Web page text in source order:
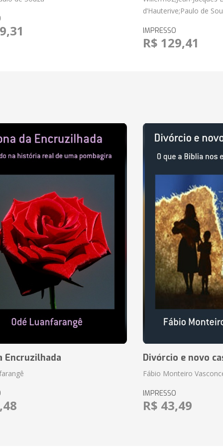
d’Hauterive;Paulo de
IMPRESSO
R$ 129,41
Encruzilhada Divórcio e novo
Fábio Monteiro
IMPRESSO
R$ 43,49